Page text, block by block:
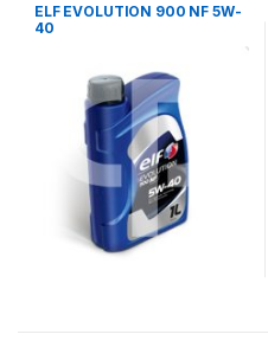
ELF EVOLUTION 900 NF 5W-
40